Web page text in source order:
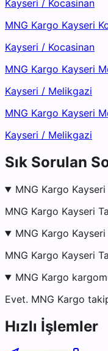
Kayseri / Kocasinan
MNG Kargo Kayseri
Kayseri / Kocasinan
MNG Kargo Kayseri
Kayseri / Melikgazi
MNG Kargo Kayseri
Kayseri / Melikgazi
Sık Sorulan
MNG Kargo
MNG Kargo Kayseri
MNG Kargo
MNG Kargo Kayseri
MNG Kargo
Evet. MNG Kargo
Hızlı İşlemler